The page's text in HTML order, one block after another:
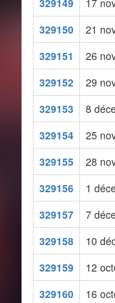
329149
17
329150
21
329151
26
329152
29
329153
8
329154
25
329155
28
329156
1
329157
7
329158
10
329159
12
329160
16